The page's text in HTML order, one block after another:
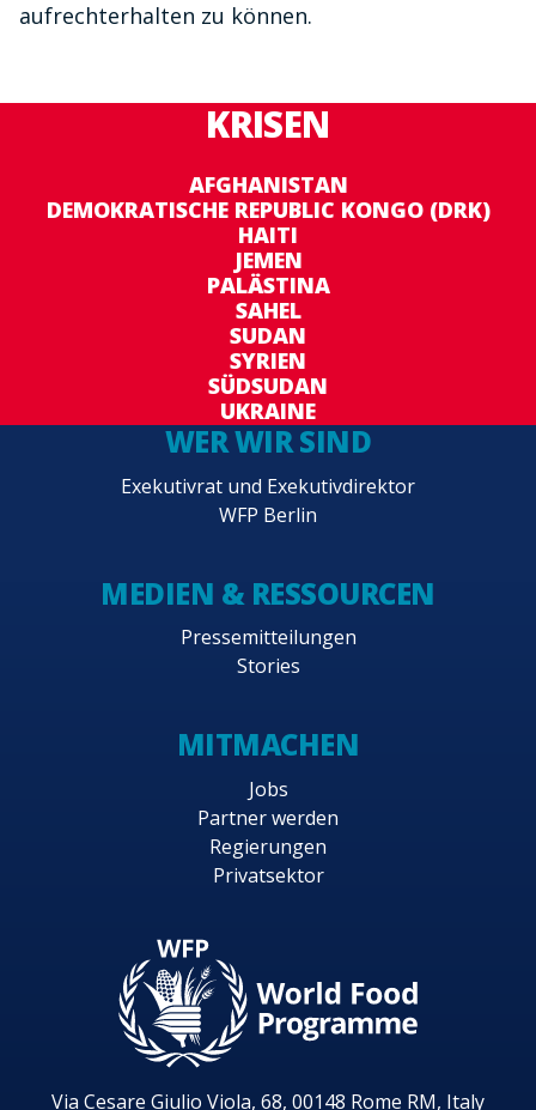
aufrechterhalten zu können.
KRISEN
AFGHANISTAN
DEMOKRATISCHE REPUBLIC KONGO (DRK)
HAITI
JEMEN
PALÄSTINA
SAHEL
SUDAN
SYRIEN
SÜDSUDAN
UKRAINE
WER WIR SIND
Exekutivrat und Exekutivdirektor
WFP Berlin
MEDIEN & RESSOURCEN
Pressemitteilungen
Stories
MITMACHEN
Jobs
Partner werden
Regierungen
Privatsektor
Via Cesare Giulio Viola, 68, 00148 Rome RM, Italy